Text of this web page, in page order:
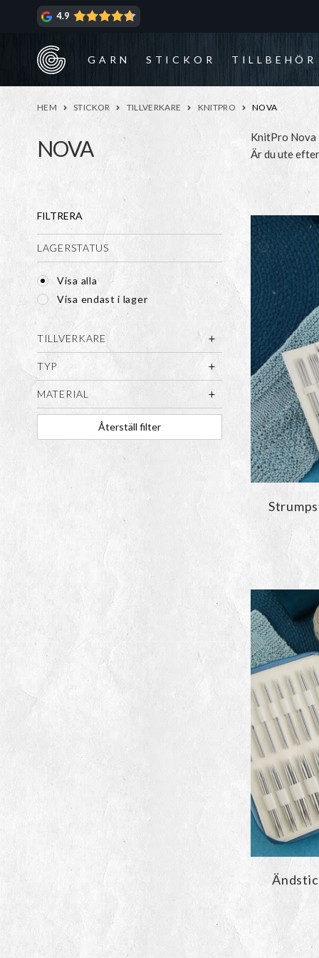
4.9
GARN STICKOR TILLBEHÖR
HEM STICKOR TILLVERKARE KNITPRO NOVA
NOVA
KnitPro Nova
Är du ute
FILTRERA
LAGERSTATUS
Visa alla
Visa endast i lager
TILLVERKARE
TYP
MATERIAL
Återställ filter